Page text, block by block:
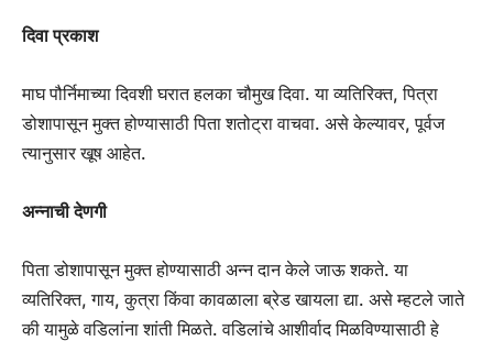
दिवा प्रकाश
माघ पौर्निमाच्या दिवशी घरात हलका चौमुख दिवा. या व्यतिरिक्त, पित्रा
डोशापासून मुक्त होण्यासाठी पिता शतोट्रा वाचवा. असे केल्यावर, पूर्वज
त्यानुसार खूष आहेत.
अन्नाची देणगी
पिता डोशापासून मुक्त होण्यासाठी अन्न दान केले जाऊ शकते. या
व्यतिरिक्त, गाय, कुत्रा किंवा कावळाला ब्रेड खायला द्या. असे म्हटले जाते
की यामुळे वडिलांना शांती मिळते. वडिलांचे आशीर्वाद मिळविण्यासाठी हे